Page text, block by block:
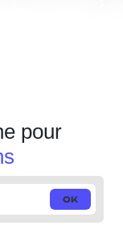
pour